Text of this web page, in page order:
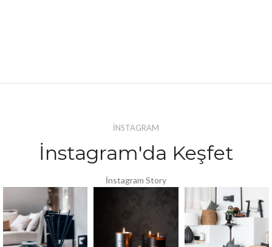
İNSTAGRAM
İnstagram'da Keşfet
İnstagram Story